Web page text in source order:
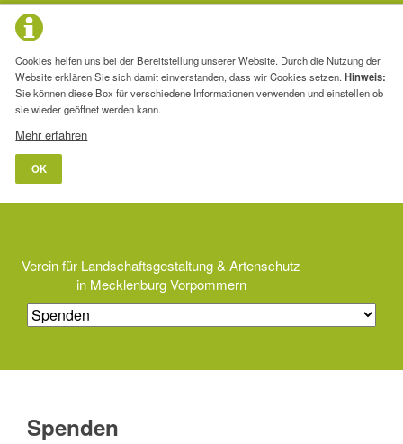
Cookies helfen uns bei der Bereitstellung unserer Website. Durch die Nutzung der
Website erklären Sie sich damit einverstanden, dass wir Cookies setzen.Hinweis:
Sie können diese Box für verschiedene Informationen verwenden und einstellen ob
sie wieder geöffnet werden kann.
Mehr erfahren
OK
Verein für Landschaftsgestaltung & Artenschutz
in Mecklenburg Vorpommern
Spenden